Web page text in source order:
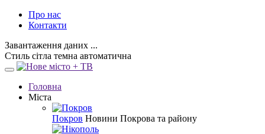
Про нас
Контакти
Завантаження даних ...
Стиль сітла темна автоматична
Головна
Міста
Покров Новини Покрова та району